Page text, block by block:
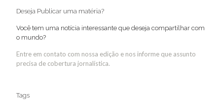
Deseja Publicar uma matéria?
Você tem uma notícia interessante que deseja compartilhar com
o mundo?
Entre em contato com nossa edição e nos informe que assunto
precisa de cobertura jornalística.
Tags